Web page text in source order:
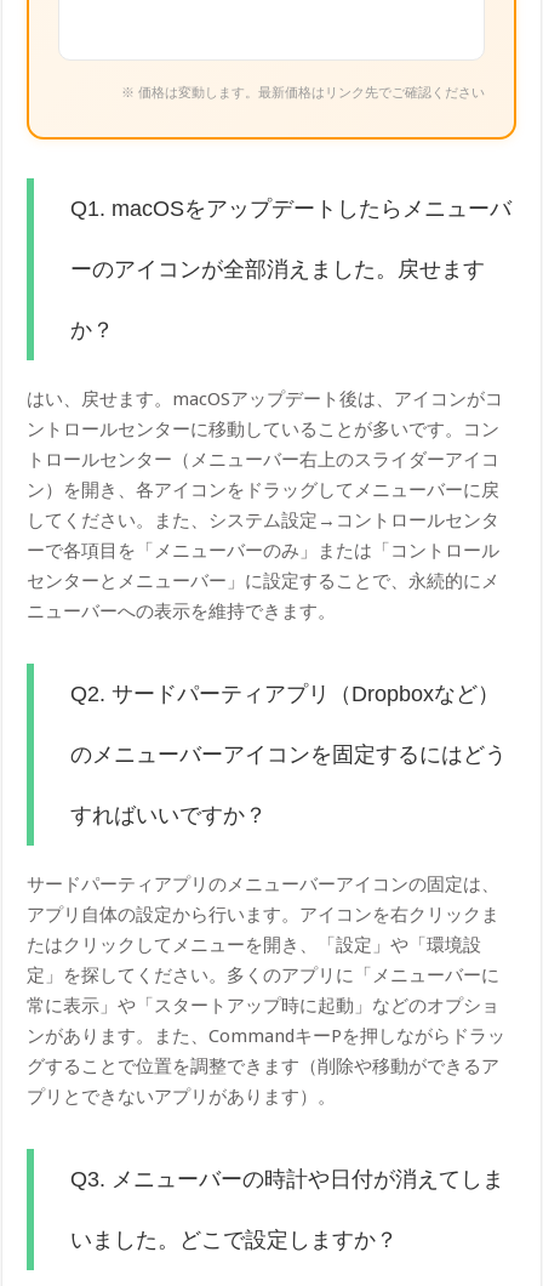
※ 価格は変動します。最新価格はリンク先でご確認ください
Q1. macOSをアップデートしたらメニューバ
ーのアイコンが全部消えました。戻せます
か？
はい、戻せます。macOSアップデート後は、アイコンがコ
ントロールセンターに移動していることが多いです。コン
トロールセンター（メニューバー右上のスライダーアイコ
ン）を開き、各アイコンをドラッグしてメニューバーに戻
してください。また、システム設定→コントロールセンタ
ーで各項目を「メニューバーのみ」または「コントロール
センターとメニューバー」に設定することで、永続的にメ
ニューバーへの表示を維持できます。
Q2. サードパーティアプリ（Dropboxなど）
のメニューバーアイコンを固定するにはどう
すればいいですか？
サードパーティアプリのメニューバーアイコンの固定は、
アプリ自体の設定から行います。アイコンを右クリックま
たはクリックしてメニューを開き、「設定」や「環境設
定」を探してください。多くのアプリに「メニューバーに
常に表示」や「スタートアップ時に起動」などのオプショ
ンがあります。また、CommandキーPを押しながらドラッ
グすることで位置を調整できます（削除や移動ができるア
プリとできないアプリがあります）。
Q3. メニューバーの時計や日付が消えてしま
いました。どこで設定しますか？